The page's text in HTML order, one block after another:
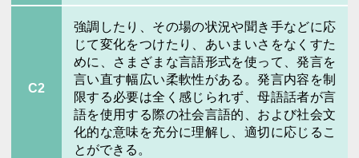
C2
強調したり、その場の状況や聞き手などに応
じて変化をつけたり、あいまいさをなくすた
めに、さまざまな言語形式を使って、発言を
言い直す幅広い柔軟性がある。発言内容を制
限する必要は全く感じられず、母語話者が言
語を使用する際の社会言語的、および社会文
化的な意味を充分に理解し、適切に応じるこ
とができる。